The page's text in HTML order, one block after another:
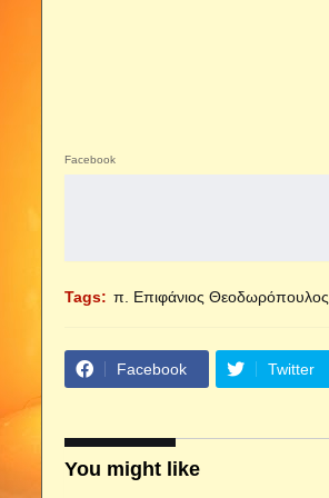
Facebook
Tags: π. Επιφάνιος Θεοδωρόπουλος
Facebook Twitter
You might like